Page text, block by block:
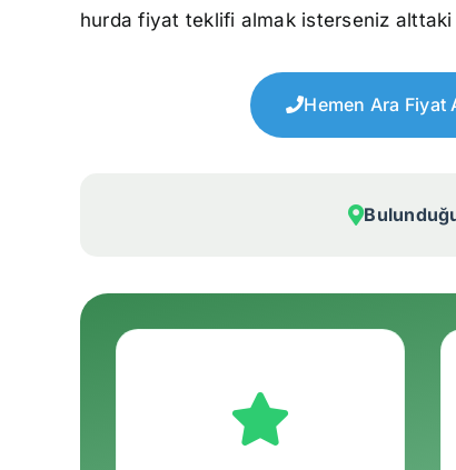
hurda fiyat teklifi almak isterseniz
Hemen Ara Fiyat